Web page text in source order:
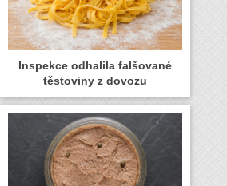
Inspekce odhalila falšované
těstoviny z dovozu